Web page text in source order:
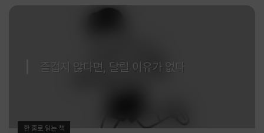
즐겁지 않다면, 달릴 이유가 없다
한 줄로 읽는 책